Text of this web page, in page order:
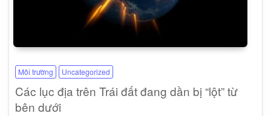
Môi trường Uncategorized
Các lục địa trên Trái đất đang dần bị “lột” từ
bên dưới